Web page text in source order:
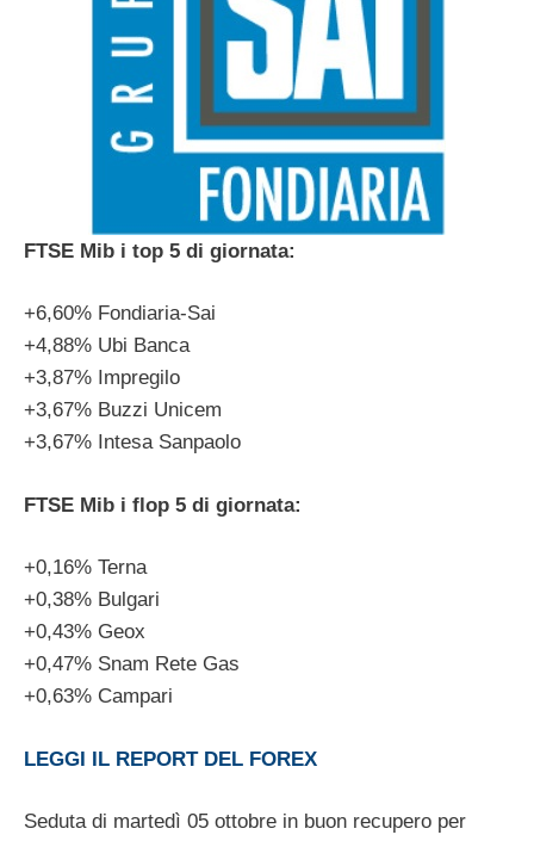
FTSE Mib i top 5 di giornata:
+6,60% Fondiaria-Sai
+4,88% Ubi Banca
+3,87% Impregilo
+3,67% Buzzi Unicem
+3,67% Intesa Sanpaolo
FTSE Mib i flop 5 di giornata:
+0,16% Terna
+0,38% Bulgari
+0,43% Geox
+0,47% Snam Rete Gas
+0,63% Campari
LEGGI IL REPORT DEL FOREX
Seduta di martedì 05 ottobre in buon recupero per